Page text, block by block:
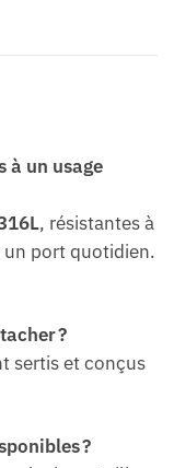
à un usage
, résistantes à
un port quotidien.
?
sertis et conçus
?